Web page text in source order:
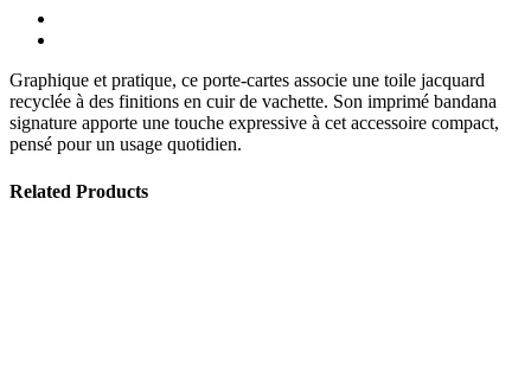
Graphique et pratique, ce porte-cartes associe une toile jacquard
recyclée à des finitions en cuir de vachette. Son imprimé bandana
signature apporte une touche expressive à cet accessoire compact,
pensé pour un usage quotidien.
Related Products